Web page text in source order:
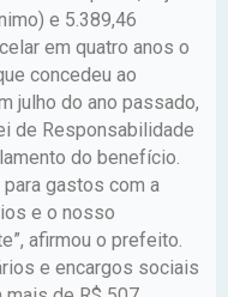
e 5.389,46
em quatro anos o
concedeu ao
julho do ano passado,
de Responsabilidade
do benefício.
gastos com a
e o nosso
afirmou o prefeito.
e encargos sociais